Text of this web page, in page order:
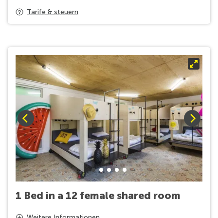
Internetzugang
Tarife & steuern
1 Bed in a 12 female shared room